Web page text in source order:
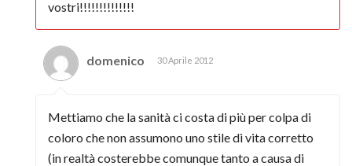
vostri!!!!!!!!!!!!!!
domenico 30 Aprile 2012
Mettiamo che la sanità ci costa di più per colpa di
coloro che non assumono uno stile di vita corretto
(in realtà costerebbe comunque tanto a causa di